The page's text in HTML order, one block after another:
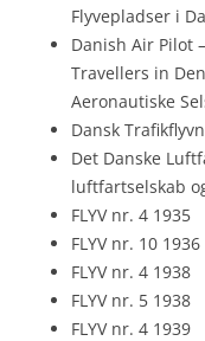
Flyvepladser i
Danish Air Pilot
Travellers in
Aeronautiske
Dansk
Det Danske
luftfartselskab
FLYV nr. 4 1935
FLYV nr. 10 1936
FLYV nr. 4 1938
FLYV nr. 5 1938
FLYV nr. 4 1939